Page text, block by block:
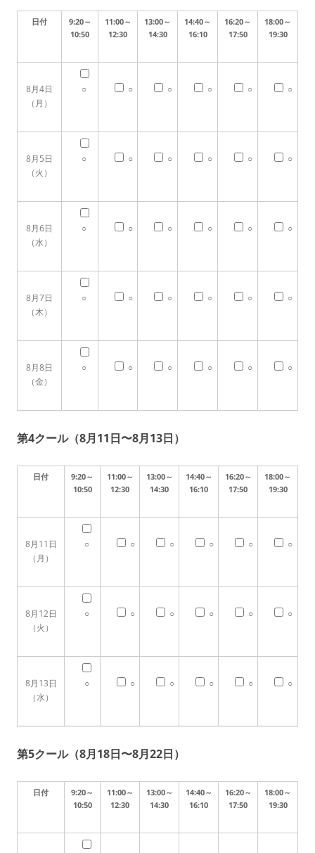
日付
9:20～
10:50
11:00～
12:30
13:00～
14:30
14:40～
16:10
16:20～
17:50
18:00～
19:30
8月4日
（月）
○ ○ ○ ○ ○ ○
8月5日
（火）
○ ○ ○ ○ ○ ○
8月6日
（水）
○ ○ ○ ○ ○ ○
8月7日
（木）
○ ○ ○ ○ ○ ○
8月8日
（金）
○ ○ ○ ○ ○ ○
第4クール（8月11日〜8月13日）
日付
9:20～
10:50
11:00～
12:30
13:00～
14:30
14:40～
16:10
16:20～
17:50
18:00～
19:30
8月11日
（月）
○ ○ ○ ○ ○ ○
8月12日
（火）
○ ○ ○ ○ ○ ○
8月13日
（水）
○ ○ ○ ○ ○ ○
第5クール（8月18日〜8月22日）
日付
9:20～
10:50
11:00～
12:30
13:00～
14:30
14:40～
16:10
16:20～
17:50
18:00～
19:30